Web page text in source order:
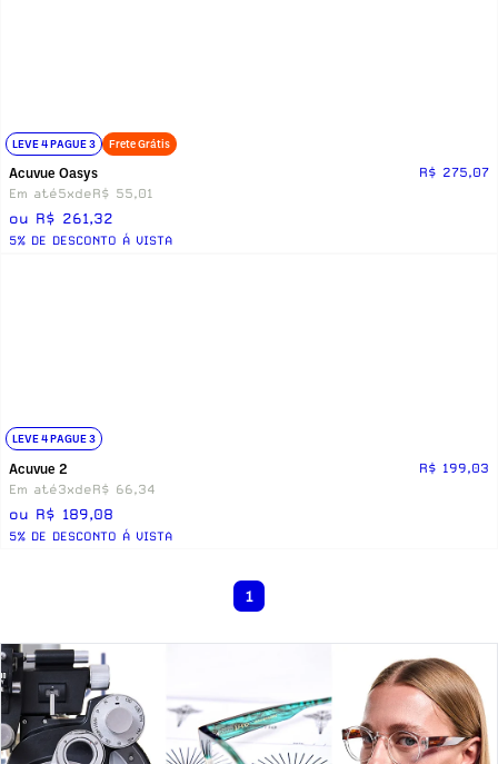
LEVE 4 PAGUE 3 Frete Grátis
Acuvue Oasys
R$ 275,07
Em até5xdeR$ 55,01
ou R$ 261,32
5% DE DESCONTO Á VISTA
LEVE 4 PAGUE 3
Acuvue 2
R$ 199,03
Em até3xdeR$ 66,34
ou R$ 189,08
5% DE DESCONTO Á VISTA
1